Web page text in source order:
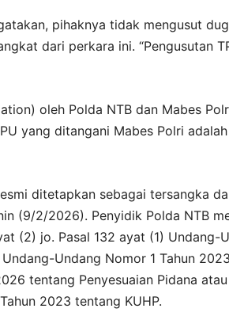
pihaknya tidak mengusut
dari perkara ini. “Pengusutan
oleh Polda NTB dan Mabes
yang ditangani Mabes Polri
ditetapkan sebagai tersangka
(9/2/2026). Penyidik Polda NTB
(2) jo. Pasal 132 ayat (1) Undang-
Undang Nomor 1 Tahun
tentang Penyesuaian Pidana
2023 tentang KUHP.